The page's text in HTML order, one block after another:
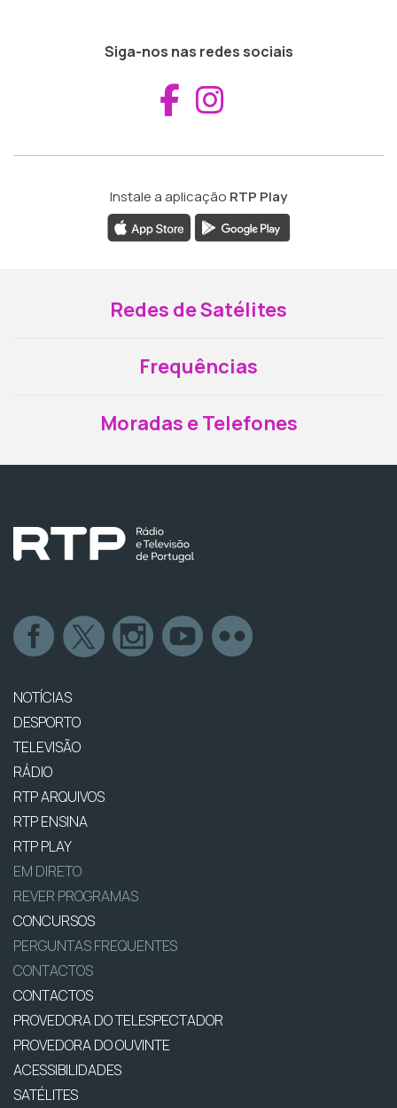
Siga-nos nas redes sociais
Aceder ao
Instale a aplicação RTP Play
Redes de Satélites
Frequências
Moradas e Telefones
NOTÍCIAS
DESPORTO
TELEVISÃO
RÁDIO
RTP ARQUIVOS
RTP ENSINA
RTP PLAY
EM DIRETO
REVER PROGRAMAS
CONCURSOS
PERGUNTAS FREQUENTES
CONTACTOS
CONTACTOS
PROVEDORA DO TELESPECTADOR
PROVEDORA DO OUVINTE
ACESSIBILIDADES
SATÉLITES